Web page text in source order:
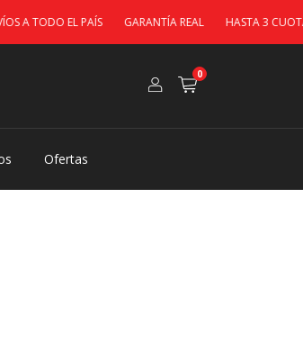
A TODO EL PAÍS GARANTÍA REAL HASTA 3 CUOTAS
0
Ofertas